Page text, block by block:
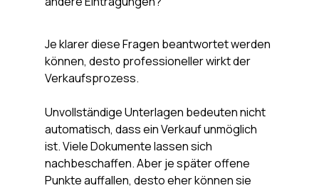
Je klarer diese Fragen beantwortet werden
können, desto professioneller wirkt der
Verkaufsprozess.
Unvollständige Unterlagen bedeuten nicht
automatisch, dass ein Verkauf unmöglich
ist. Viele Dokumente lassen sich
nachbeschaffen. Aber je später offene
Punkte auffallen, desto eher können sie